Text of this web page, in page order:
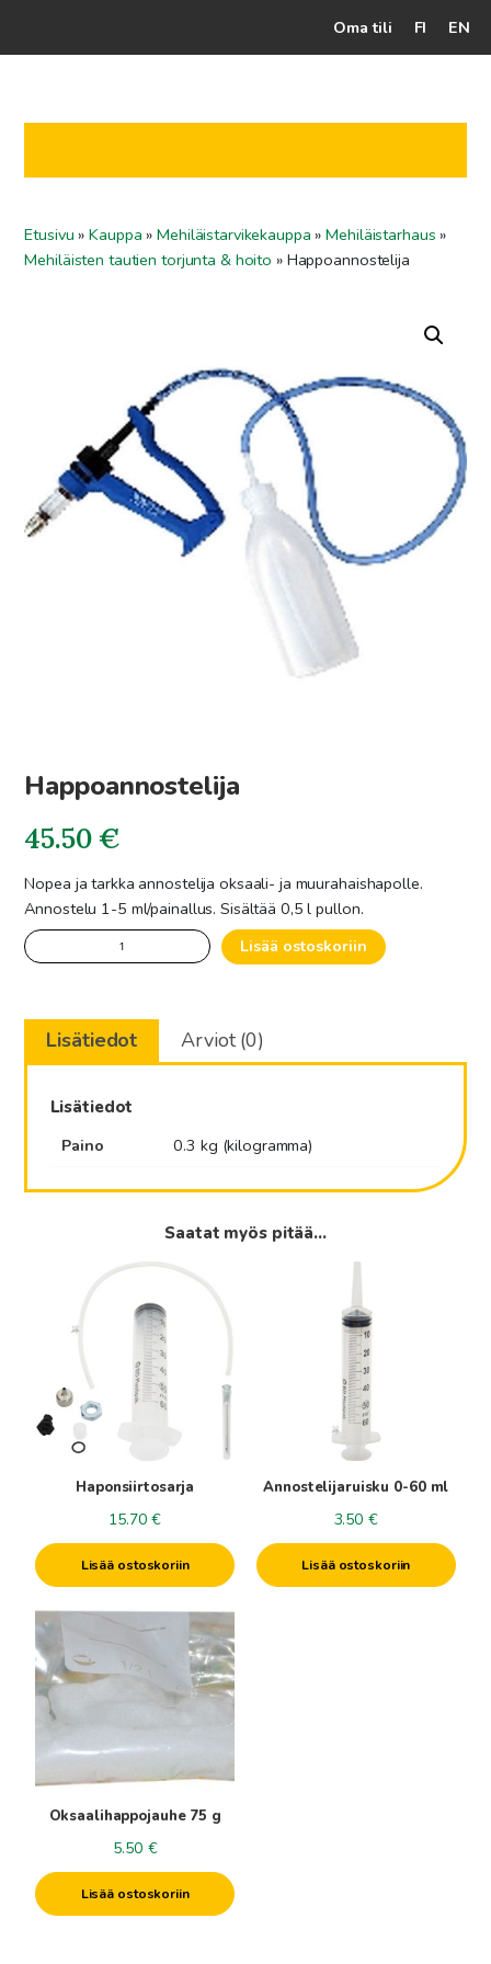
Oma tili FI EN
Jälleenmyyjät
Etusivu »Kauppa »Mehiläistarvikekauppa »Mehiläistarhaus »
Mehiläisten tautien torjunta & hoito » Happoannostelija
Happoannostelija
45.50€
Nopea ja tarkka annostelija oksaali- ja muurahaishapolle.
Annostelu 1-5 ml/painallus. Sisältää 0,5 l pullon.
Happoannostelija
määrä
Lisää ostoskoriin
Lisätiedot Arviot (0)
Lisätiedot
Paino
0.3 kg (kilogramma)
Saatat myös pitää...
Haponsiirtosarja
15.70 €
Lisää ostoskoriin
Annostelijaruisku 0-60 ml
3.50 €
Lisää ostoskoriin
Oksaalihappojauhe 75 g
5.50 €
Lisää ostoskoriin